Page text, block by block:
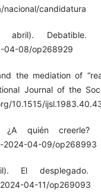
candidatura
Debatible.
04-08/op268929
the mediation of
Journal of the
10.1515/
quién creerle?
2024-04-09/op268993
El desplegado.
04-11/op269093